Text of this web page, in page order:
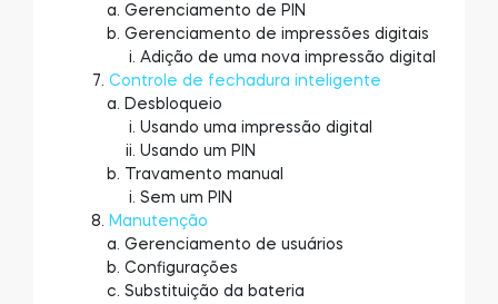
Gerenciamento de PIN
Gerenciamento de impressões digitais
Adição de uma nova impressão digital
Controle de fechadura inteligente
Desbloqueio
Usando uma impressão digital
Usando um PIN
Travamento manual
Sem um PIN
Manutenção
Gerenciamento de usuários
Configurações
Substituição da bateria